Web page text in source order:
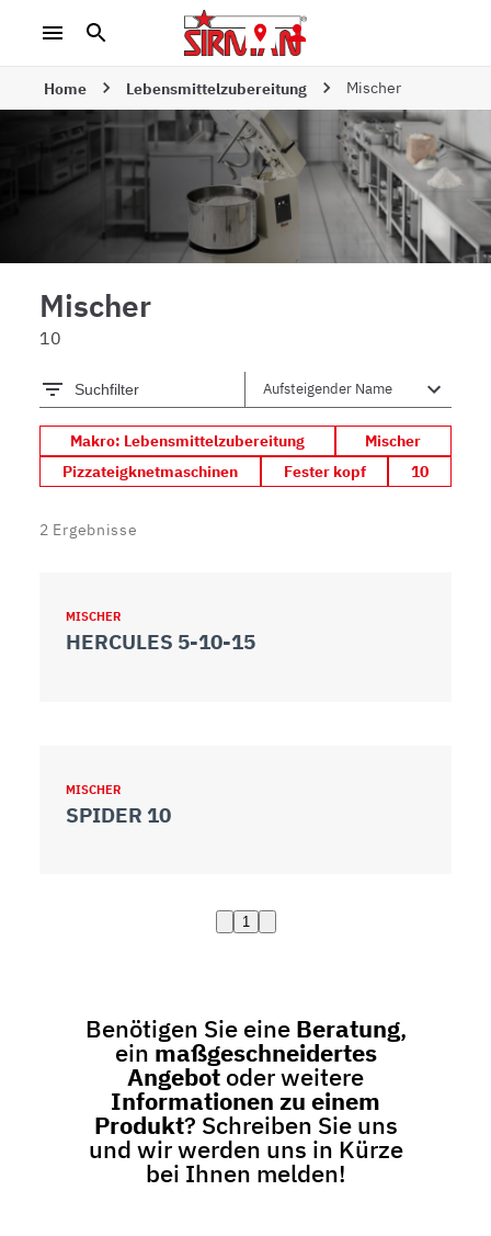
Home Lebensmittelzubereitung Mischer
Mischer
10
Suchfilter
Makro: Lebensmittelzubereitung
Mischer
Pizzateigknetmaschinen
Fester kopf 10
2 Ergebnisse
MISCHER
HERCULES 5-10-15
MISCHER
SPIDER 10
1
Benötigen Sie eine Beratung,
ein maßgeschneidertes
Angebot oder weitere
Informationen zu einem
Produkt? Schreiben Sie uns
und wir werden uns in Kürze
bei Ihnen melden!